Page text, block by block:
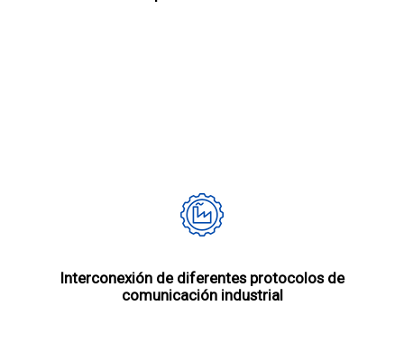
Interconexión de diferentes protocolos de
comunicación industrial